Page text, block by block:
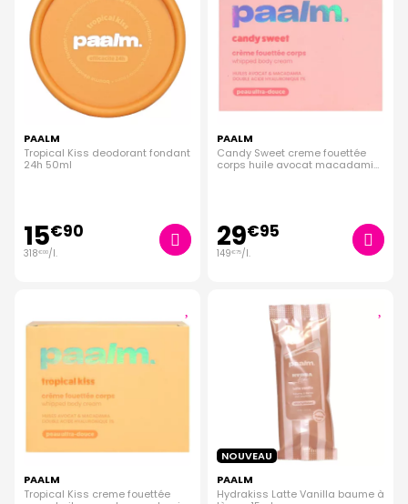
PAALM
Tropical Kiss deodorant fondant
24h 50ml
15€90
318€00/l.
PAALM
Candy Sweet creme fouettée
corps huile avocat macadamia
29€95
149€75/l.
PAALM
Tropical Kiss creme fouettée
NOUVEAU
PAALM
Hydrakiss Latte Vanilla baume à